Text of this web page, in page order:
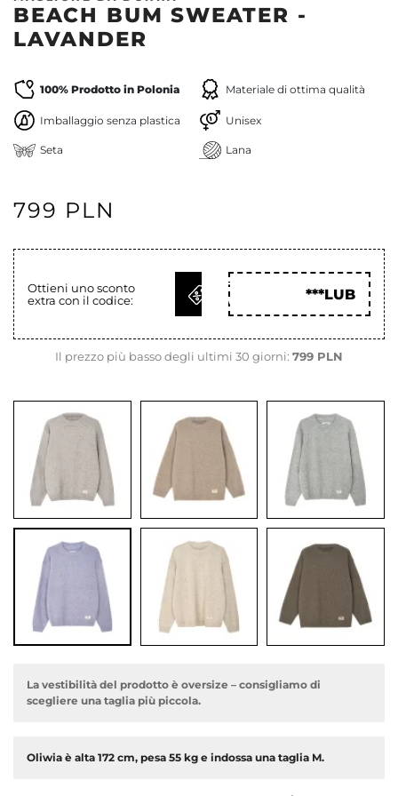
BEACH BUM SWEATER -
LAVANDER
100% Prodotto in Polonia Materiale di ottima qualità
Imballaggio senza plastica Unisex
Seta Lana
799 PLN
Ottieni uno sconto
extra con il codice:
OTTIENI
COD
***LUB
Il prezzo più basso degli ultimi 30 giorni: 799 PLN
La vestibilità del prodotto è oversize – consigliamo di
scegliere una taglia più piccola.
Oliwia è alta 172 cm, pesa 55 kg e indossa una taglia M.